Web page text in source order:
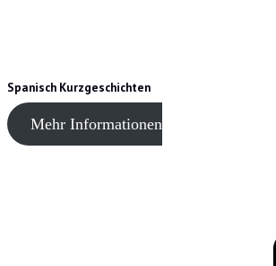
Spanisch Kurzgeschichten
Mehr Informationen